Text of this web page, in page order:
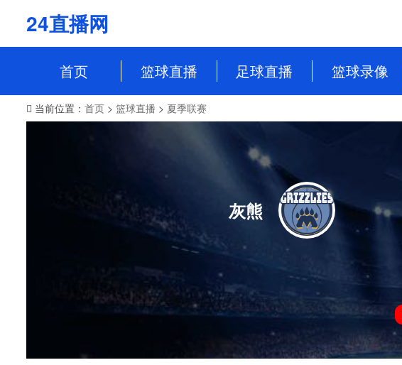
24直播网
首页 篮球直播
NBA
NBL
足球直播
意甲
西甲
篮球录像
WCBA
NBL
当前位置： 首页 > 篮球直播 > 夏季联赛
灰熊